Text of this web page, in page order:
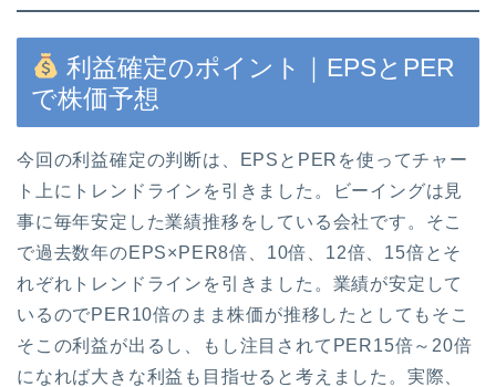
利益確定のポイント｜EPSとPER
で株価予想
今回の利益確定の判断は、EPSとPERを使ってチャー
ト上にトレンドラインを引きました。ビーイングは見
事に毎年安定した業績推移をしている会社です。そこ
で過去数年のEPS×PER8倍、10倍、12倍、15倍とそ
れぞれトレンドラインを引きました。業績が安定して
いるのでPER10倍のまま株価が推移したとしてもそこ
そこの利益が出るし、もし注目されてPER15倍～20倍
になれば大きな利益も目指せると考えました。実際、